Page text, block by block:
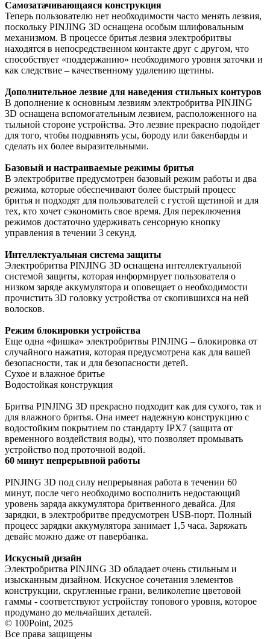
Самозатачивающаяся конструкция
Теперь пользователю нет необходимости часто менять лезвия,
поскольку PINJING 3D оснащена особым шлифовальным
механизмом. В процессе бритья лезвия электробритвы
находятся в непосредственном контакте друг с другом, что
способствует «поддержанию» необходимого уровня заточки и
как следствие – качественному удалению щетины.
Дополнительное лезвие для наведения стильных контуров
В дополнение к основным лезвиям электробритва PINJING
3D оснащена вспомогательным лезвием, расположенного на
тыльной стороне устройства. Это лезвие прекрасно подойдет
для того, чтобы подравнять усы, бороду или бакенбарды и
сделать их более выразительными.
Базовый и настраиваемые режимы бритья
В электробритве предусмотрен базовый режим работы и два
режима, которые обеспечивают более быстрый процесс
бритья и подходят для пользователей с густой щетиной и для
тех, кто хочет сэкономить свое время. Для переключения
режимов достаточно удерживать сенсорную кнопку
управления в течении 3 секунд.
Интеллектуальная система защиты
Электробритва PINJING 3D оснащена интеллектуальной
системой защиты, которая информирует пользователя о
низком заряде аккумулятора и оповещает о необходимости
прочистить 3D головку устройства от скопившихся на ней
волосков.
Режим блокировки устройства
Еще одна «фишка» электробритвы PINJING – блокировка от
случайного нажатия, которая предусмотрена как для вашей
безопасности, так и для безопасности детей.
Сухое и влажное бритье
Водостойкая конструкция
Бритва PINJING 3D прекрасно подходит как для сухого, так и
для влажного бритья. Она имеет надежную конструкцию с
водостойким покрытием по стандарту IPX7 (защита от
временного воздействия воды), что позволяет промывать
устройство под проточной водой.
60 минут непрерывной работы
PINJING 3D под силу непрерывная работа в течении 60
минут, после чего необходимо восполнить недостающий
уровень заряда аккумулятора бритвенного девайса. Для
зарядки, в электробритве предусмотрен USB-порт. Полный
процесс зарядки аккумулятора занимает 1,5 часа. Заряжать
девайс можно даже от павербанка.
Искусный дизайн
Электробритва PINJING 3D обладает очень стильным и
изысканным дизайном. Искусное сочетания элементов
конструкции, скругленные грани, великолепие цветовой
гаммы - соответствуют устройству топового уровня, которое
продумано до мельчайших деталей.
© 100Point, 2025
Все права защищены